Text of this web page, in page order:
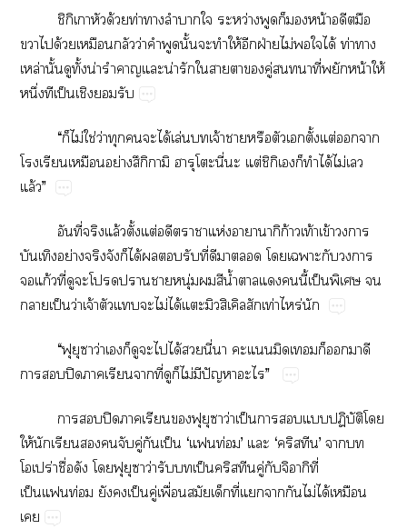
ิ​​ด้​ท่​​​​ว่​​​​น้​​​
​​ด้​​​ว่​​​ั้​​​ให้​​ฝ่​ไม่​​​ได้​ท่​​
ล่​ั้​​ั้​น่​​​น่​​​​​​ู่​​ี่​​น้​ให้​
ึ่​​ป็​​​
“​​ไม่​ใช่​ว่​​​​ได้​ล่​​จ้​​​​​ั้​ต่​​​
​​​ย่ึ​​​​ี่​​ต่​ิ​​​ได้​ไม่​​
ล้”
​ี่​​ล้​ั้​ต่​​​ห่​​ิก้​ท้​ข้​​​
​ย่​​​​ได้​​​​ี่​​​​​​​​​
​ก้​ี่​​​​​ุ่​​​น้ำ​​​​ี้​ป็​​​
​ป็​ว่​จ้​​​​ไม่​ได้​​​ท่​ร่
“​​​​ว่​​​​​​ได้​​ี่​​​​​​​​​
​​ปิ​​​​ี่​​​ไม่​​ปั​”
​​ปิ​​​​​​​ว่​ป็​​​​ปิั​​
ให้​​​​​​ู่​​ป็​‘ท่’​​‘’​​​
ปร่​ื่​​​​​​ว่​​​ป็ู่​ิี่​
ป็ท่​​​ป็​ู่​ื่​​​ี่​​​​ไม่​ได้​​
